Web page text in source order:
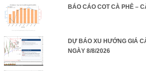
BÁO CÁO COT CÀ PHÊ –
DỰ BÁO XU HƯỚNG GIÁ
NGÀY 8/8/2026